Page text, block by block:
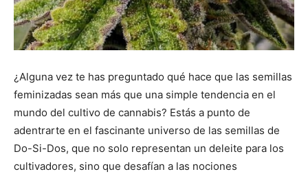
¿Alguna vez te has preguntado qué hace que las semillas
feminizadas sean más que una simple tendencia en el
mundo del cultivo de cannabis? Estás a punto de
adentrarte en el fascinante universo de las semillas de
Do-Si-Dos, que no solo representan un deleite para los
cultivadores, sino que desafían a las nociones